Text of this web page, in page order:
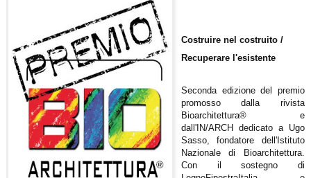
Costruire nel costruito /
Recuperare l'esistente
Seconda edizione del premio
promosso dalla rivista
Bioarchitettura® e
dall'IN/ARCH dedicato a Ugo
Sasso, fondatore dell'Istituto
Nazionale di Bioarchitettura.
Con il sostegno di